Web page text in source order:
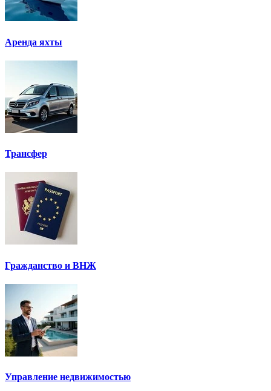
Аренда яхты
Трансфер
Гражданство и ВНЖ
Управление недвижимостью